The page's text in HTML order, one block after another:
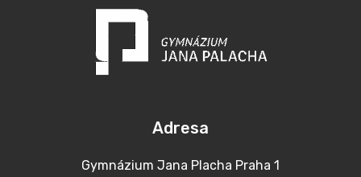
Adresa
Gymnázium Jana Placha Praha 1